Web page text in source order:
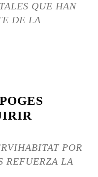
QUE HAN
DE LA
POR
REFUERZA LA